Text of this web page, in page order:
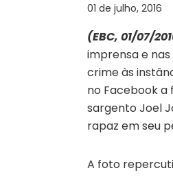
01 de julho, 2016
(EBC, 01/07/
imprensa e
crime às
no Facebook
sargento Joel
rapaz em seu
A foto